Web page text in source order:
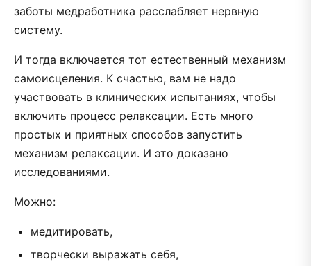
заботы медработника расслабляет нервную
систему.
И тогда включается тот естественный механизм
самоисцеления. К счастью, вам не надо
участвовать в клинических испытаниях, чтобы
включить процесс релаксации. Есть много
простых и приятных способов запустить
механизм релаксации. И это доказано
исследованиями.
Можно:
медитировать,
творчески выражать себя,